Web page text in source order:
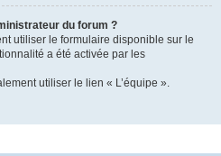
du forum ?
utiliser le formulaire disponible sur le
a été activée par les
utiliser le lien « L’équipe ».